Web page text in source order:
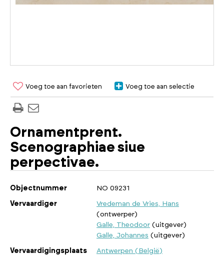
Voeg toe aan favorieten Voeg toe aan selectie
Ornamentprent.
Scenographiae siue
perpectivae.
Objectnummer NO 09231
Vervaardiger
Vredeman de Vries, Hans
(ontwerper)
Galle, Theodoor (uitgever)
Galle, Johannes (uitgever)
Vervaardigingsplaats Antwerpen (België)